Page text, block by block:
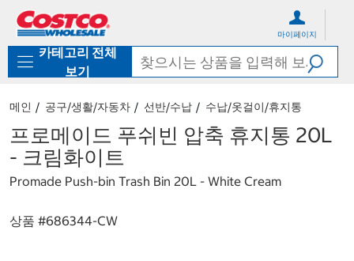
로
기
가
마이페이지
카테고리 전체
보기
메인 공구/생활/자동차 선반/수납 수납/옷걸이/휴지통
프로메이드 푸쉬빈 압축 휴지통 20L
- 크림화이트
Promade Push-bin Trash Bin 20L - White Cream
상품 #686344-CW